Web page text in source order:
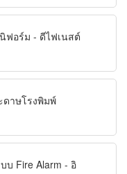
ฟอร์ม - ดีไฟเนสต์
ดาษโรงพิมพ์
บ Fire Alarm - อิ